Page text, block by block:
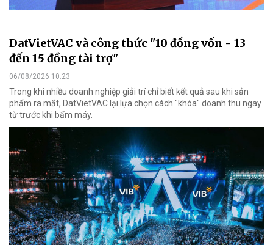
DatVietVAC và công thức "10 đồng vốn - 13
đến 15 đồng tài trợ"
06/08/2026 10:23
Trong khi nhiều doanh nghiệp giải trí chỉ biết kết quả sau khi sản
phẩm ra mắt, DatVietVAC lại lựa chọn cách "khóa" doanh thu ngay
từ trước khi bấm máy.